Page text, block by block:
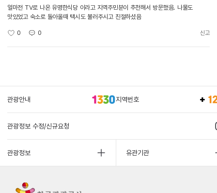
얼마전 TV로 나온 유명한식당 이라고 지역주민분이 추천해서 방문했음. 나물도
맛있었고 숙소로 돌아올때 택시도 불러주시고 친절하셨음
0 0 신고
관광안내 지역번호
관광정보 수정/신규요청
관광정보 유관기관